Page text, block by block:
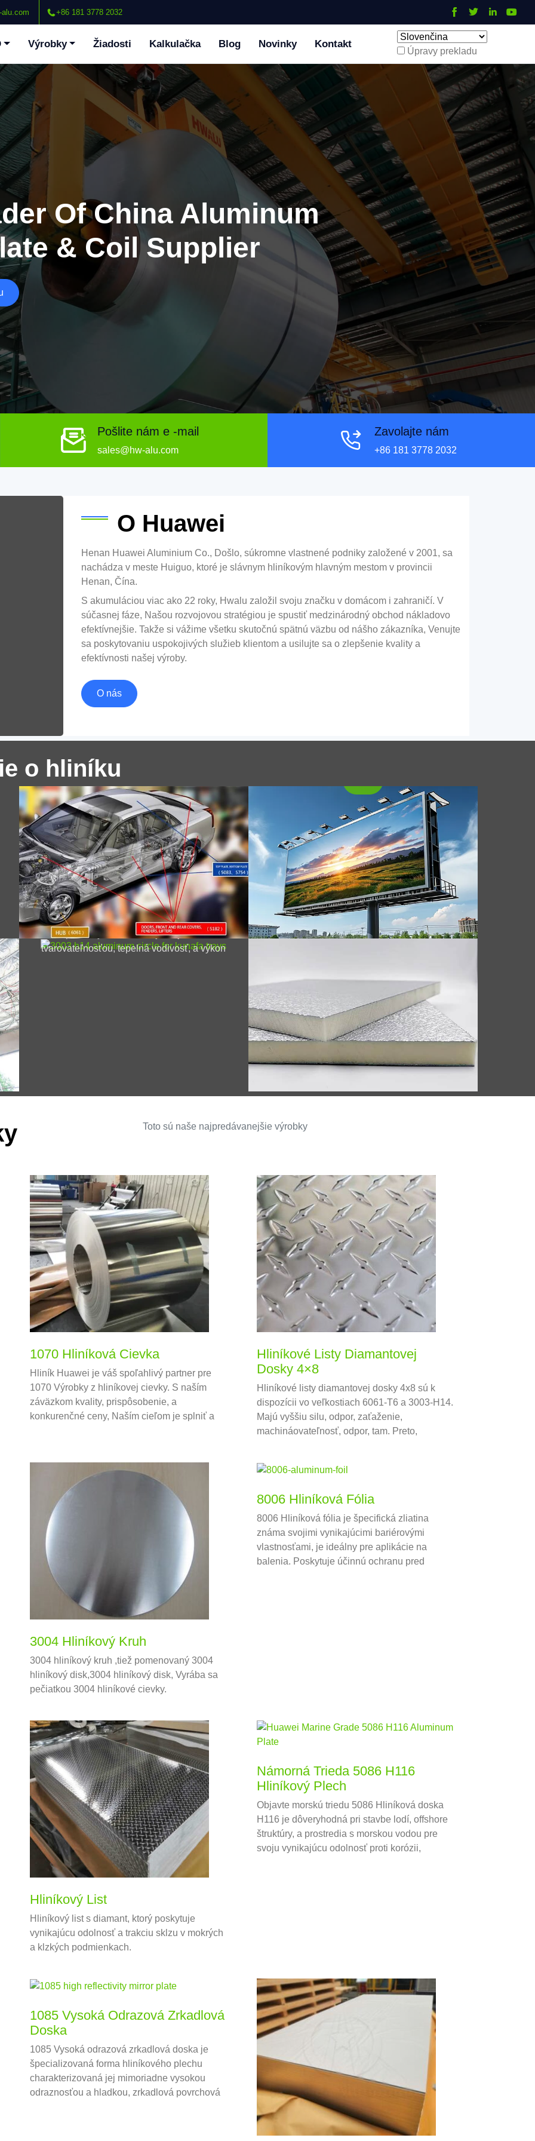
+86 181 3778 2032
Výrobky Žiadosti Kalkulačka Blog Novinky Kontakt
Úpravy prekladu
Of China Aluminum
& Coil Supplier
Pošlite nám e -mail
sales@hw-alu.com
Zavolajte nám
+86 181 3778 2032
O Huawei
Henan Huawei Aluminium Co., Došlo, súkromne vlastnené podniky založené v 2001, sa
nachádza v meste Huiguo, ktoré je slávnym hliníkovým hlavným mestom v provincii
Henan, Čína.
S akumuláciou viac ako 22 roky, Hwalu založil svoju značku v domácom i zahraničí. V
súčasnej fáze, Našou rozvojovou stratégiou je spustiť medzinárodný obchod nákladovo
efektívnejšie. Takže si vážime všetku skutočnú spätnú väzbu od nášho zákazníka, Venujte
sa poskytovaniu uspokojivých služieb klientom a usilujte sa o zlepšenie kvality a
efektívnosti našej výroby.
O nás
o hliníku
Hliníkový list pre auto
Ako reprezentatívny materiál automobilového
ľahkého, Hliník sa stal kľúčovou surovinou
Hliníkové plechy na reklamu
3003 Hliníkový kruh H14 pre
podnosy Sayfa | Potravinárskej
kvality & Vysoký výkon
Premium 3003 Hliníkový kruh H14 pre
podnosy kunafa – s vynikajúcou
tvarovateľnosťou, tepelná vodivosť, a výkon
Kartáčovaná hliníková fólia pre PU
sendvičové panely
Objavte výhody brúsenej hliníkovej fólie pre
PU sendvičové panely. Zvýšte izoláciu,
trvanlivosť, a estetiku. Preskúmajte naše
prémiové riešenia ešte dnes.
Toto sú naše najpredávanejšie výrobky
1070 Hliníková Cievka
Hliník Huawei je váš spoľahlivý partner pre
1070 Výrobky z hliníkovej cievky. S naším
záväzkom kvality, prispôsobenie, a
konkurenčné ceny, Naším cieľom je splniť a
Hliníkové Listy Diamantovej
Dosky 4×8
Hliníkové listy diamantovej dosky 4x8 sú k
dispozícii vo veľkostiach 6061-T6 a 3003-H14.
Majú vyššiu silu, odpor, zaťaženie,
machináovateľnosť, odpor, tam. Preto,
3004 Hliníkový Kruh
3004 hliníkový kruh ,tiež pomenovaný 3004
hliníkový disk,3004 hliníkový disk, Vyrába sa
pečiatkou 3004 hliníkové cievky.
8006 Hliníková Fólia
8006 Hliníková fólia je špecifická zliatina
známa svojimi vynikajúcimi bariérovými
vlastnosťami, je ideálny pre aplikácie na
balenia. Poskytuje účinnú ochranu pred
Hliníkový List
Hliníkový list s diamant, ktorý poskytuje
vynikajúcu odolnosť a trakciu sklzu v mokrých
a klzkých podmienkach.
Námorná Trieda 5086 H116
Hliníkový Plech
Objavte morskú triedu 5086 Hliníková doska
H116 je dôveryhodná pri stavbe lodí, offshore
štruktúry, a prostredia s morskou vodou pre
svoju vynikajúcu odolnosť proti korózii,
1085 Vysoká Odrazová Zrkadlová
Doska
1085 Vysoká odrazová zrkadlová doska je
špecializovaná forma hliníkového plechu
charakterizovaná jej mimoriadne vysokou
odraznosťou a hladkou, zrkadlová povrchová